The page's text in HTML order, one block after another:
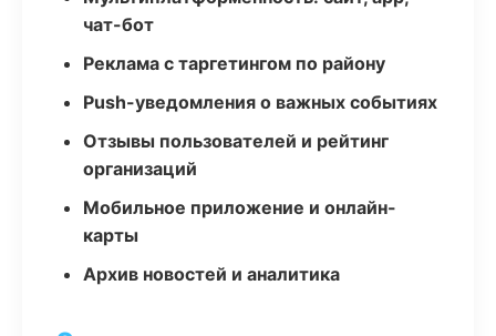
чат-бот
Реклама с таргетингом по району
Push-уведомления о важных событиях
Отзывы пользователей и рейтинг
организаций
Мобильное приложение и онлайн-
карты
Архив новостей и аналитика